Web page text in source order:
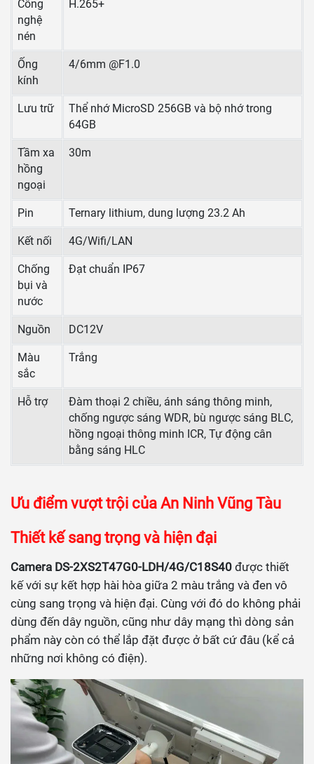
Công
nghệ
nén
H.265+
Ống
kính
4/6mm @F1.0
Lưu trữ
Thể nhớ MicroSD 256GB và bộ nhớ trong
64GB
Tầm xa
hồng
ngoại
30m
Pin Ternary lithium, dung lượng 23.2 Ah
Kết nối 4G/Wifi/LAN
Chống
bụi và
nước
Đạt chuẩn IP67
Nguồn DC12V
Màu
sắc
Trắng
Hỗ trợ
Đàm thoại 2 chiều, ánh sáng thông minh,
chống ngược sáng WDR, bù ngược sáng BLC,
hồng ngoại thông minh ICR, Tự động cân
bằng sáng HLC
Ưu điểm vượt trội của An Ninh Vũng Tàu
Thiết kế sang trọng và hiện đại
Camera DS-2XS2T47G0-LDH/4G/C18S40 được thiết
kế với sự kết hợp hài hòa giữa 2 màu trắng và đen vô
cùng sang trọng và hiện đại. Cùng với đó do không phải
dùng đến dây nguồn, cũng như dây mạng thì dòng sản
phẩm này còn có thể lắp đặt được ở bất cứ đâu (kể cả
những nơi không có điện).